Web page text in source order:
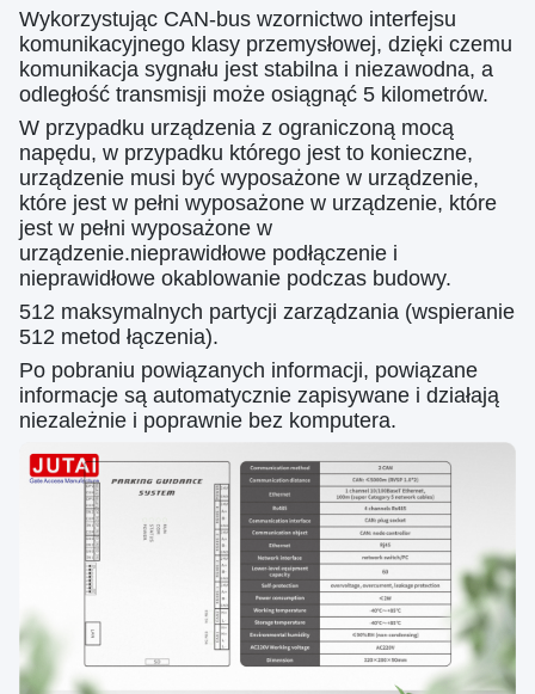
Wykorzystując CAN-bus wzornictwo interfejsu
komunikacyjnego klasy przemysłowej, dzięki czemu
komunikacja sygnału jest stabilna i niezawodna, a
odległość transmisji może osiągnąć 5 kilometrów.
W przypadku urządzenia z ograniczoną mocą
napędu, w przypadku którego jest to konieczne,
urządzenie musi być wyposażone w urządzenie,
które jest w pełni wyposażone w urządzenie, które
jest w pełni wyposażone w
urządzenie.nieprawidłowe podłączenie i
nieprawidłowe okablowanie podczas budowy.
512 maksymalnych partycji zarządzania (wspieranie
512 metod łączenia).
Po pobraniu powiązanych informacji, powiązane
informacje są automatycznie zapisywane i działają
niezależnie i poprawnie bez komputera.